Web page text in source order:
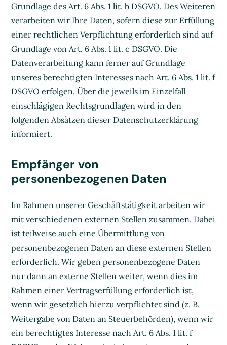
Grundlage des Art. 6 Abs. 1 lit. b DSGVO. Des Weiteren
verarbeiten wir Ihre Daten, sofern diese zur Erfüllung
einer rechtlichen Verpflichtung erforderlich sind auf
Grundlage von Art. 6 Abs. 1 lit. c DSGVO. Die
Datenverarbeitung kann ferner auf Grundlage
unseres berechtigten Interesses nach Art. 6 Abs. 1 lit. f
DSGVO erfolgen. Über die jeweils im Einzelfall
einschlägigen Rechtsgrundlagen wird in den
folgenden Absätzen dieser Datenschutzerklärung
informiert.
Empfänger von
personenbezogenen Daten
Im Rahmen unserer Geschäftstätigkeit arbeiten wir
mit verschiedenen externen Stellen zusammen. Dabei
ist teilweise auch eine Übermittlung von
personenbezogenen Daten an diese externen Stellen
erforderlich. Wir geben personenbezogene Daten
nur dann an externe Stellen weiter, wenn dies im
Rahmen einer Vertragserfüllung erforderlich ist,
wenn wir gesetzlich hierzu verpflichtet sind (z. B.
Weitergabe von Daten an Steuerbehörden), wenn wir
ein berechtigtes Interesse nach Art. 6 Abs. 1 lit. f